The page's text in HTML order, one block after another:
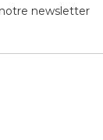
newsletter